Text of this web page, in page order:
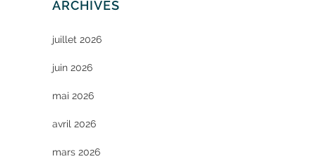
ARCHIVES
juillet 2026
juin 2026
mai 2026
avril 2026
mars 2026